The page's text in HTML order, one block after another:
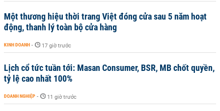
Một thương hiệu thời trang Việt đóng cửa sau 5 năm hoạt
động, thanh lý toàn bộ cửa hàng
KINH DOANH - 17 giờ trước
Lịch cổ tức tuần tới: Masan Consumer, BSR, MB chốt quyền,
tỷ lệ cao nhất 100%
DOANH NGHIỆP - 11 giờ trước